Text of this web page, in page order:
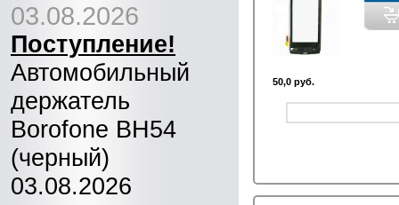
03.08.2026
Поступление!
Автомобильный
держатель
Borofone BH54
(черный)
03.08.2026
50,0 руб.